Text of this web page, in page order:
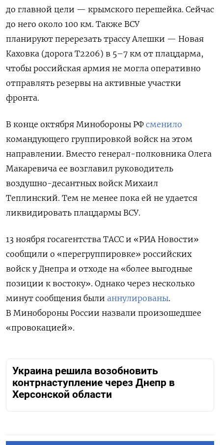
до главной цели — крымского перешейка. Сейчас
до него около 100 км. Также ВСУ
планируют перерезать трассу Алешки — Новая
Каховка (дорога Т2206) в 5–7 км от плацдарма,
чтобы российская армия не могла оперативно
отправлять резервы на активные участки
фронта.
В конце октября Минобороны РФ сменило
командующего группировкой войск на этом
направлении. Вместо генерал-полковника Олега
Макаревича ее возглавил руководитель
воздушно-десантных войск Михаил
Теплинский. Тем не менее пока ей не удается
ликвидировать плацдармы ВСУ.
13 ноября госагентства ТАСС и «РИА Новости»
сообщили о «перегруппировке» российских
войск у Днепра и отходе на «более выгодные
позиции к востоку». Однако через несколько
минут сообщения были аннулированы.
В Минобороны России назвали произошедшее
«провокацией».
Украина решила возобновить
контрнаступление через Днепр в
Херсонской области